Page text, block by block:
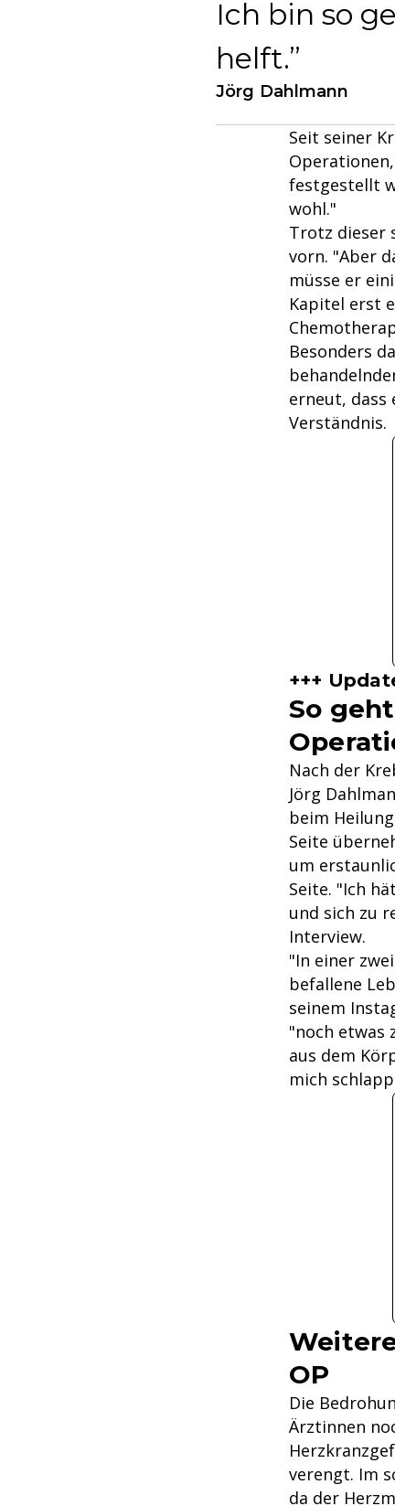
Ich bin so
helft.
Jörg Dahlmann
Seit seiner
festgestellt
wohl."
Trotz dieser
vorn. "Aber
müsse er
Kapitel erst
Besonders
erneut,
Verständnis.
+++
So
Nach der
Jörg
beim
Seite
um
Seite. "Ich
und sich zu
Interview.
"In einer
befallene
seinem
"noch etwas
aus dem
mich
OP
Die
Ärztinnen
verengt. Im
da der